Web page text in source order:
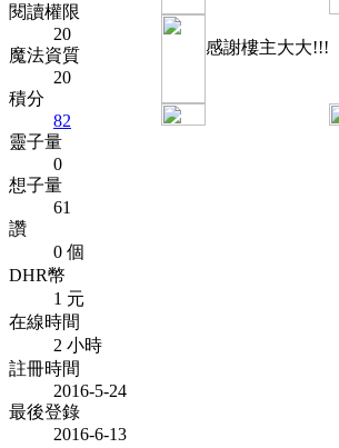
閱讀權限
20
魔法資質
20
積分
82
靈子量
0
想子量
61
讚
0 個
DHR幣
1 元
在線時間
2 小時
註冊時間
2016-5-24
最後登錄
2016-6-13
感謝樓主大大!!!